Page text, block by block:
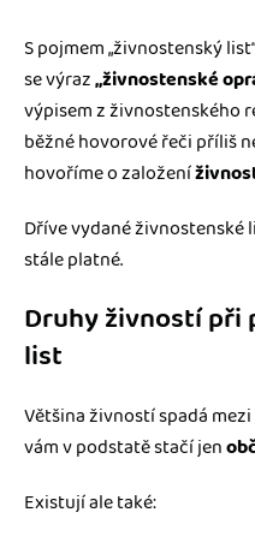
S pojmem „živnostenský
se výraz„živnostenské
výpisem z živnostenského
běžné hovorové řeči příliš
hovoříme o založení
Dříve vydané
stále platné.
Druhy živností při
list
Většina živností spadá mezi
vám v podstatě stačí jen
Existují ale také: